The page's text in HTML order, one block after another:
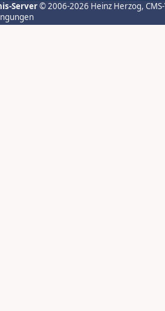
Server© 2006-2026 Heinz Herzog,